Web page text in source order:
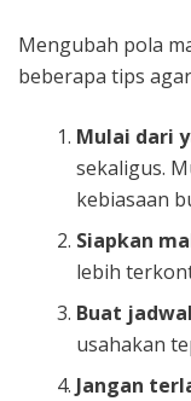
Mengubah pola
beberapa tips
Mulai dari
sekaligus.
kebiasaan
Siapkan
lebih
Buat
usahakan
Jangan